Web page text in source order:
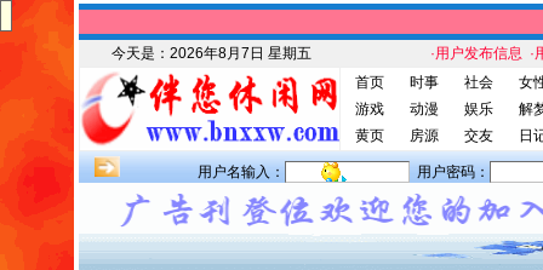
今天是： 2026年8月7日 星期五 ·用户发布信息 ·
首页
时事 社会
女
游戏
动漫 娱乐
解
黄页
房源 交友 日
用户名输入： 用户密码：